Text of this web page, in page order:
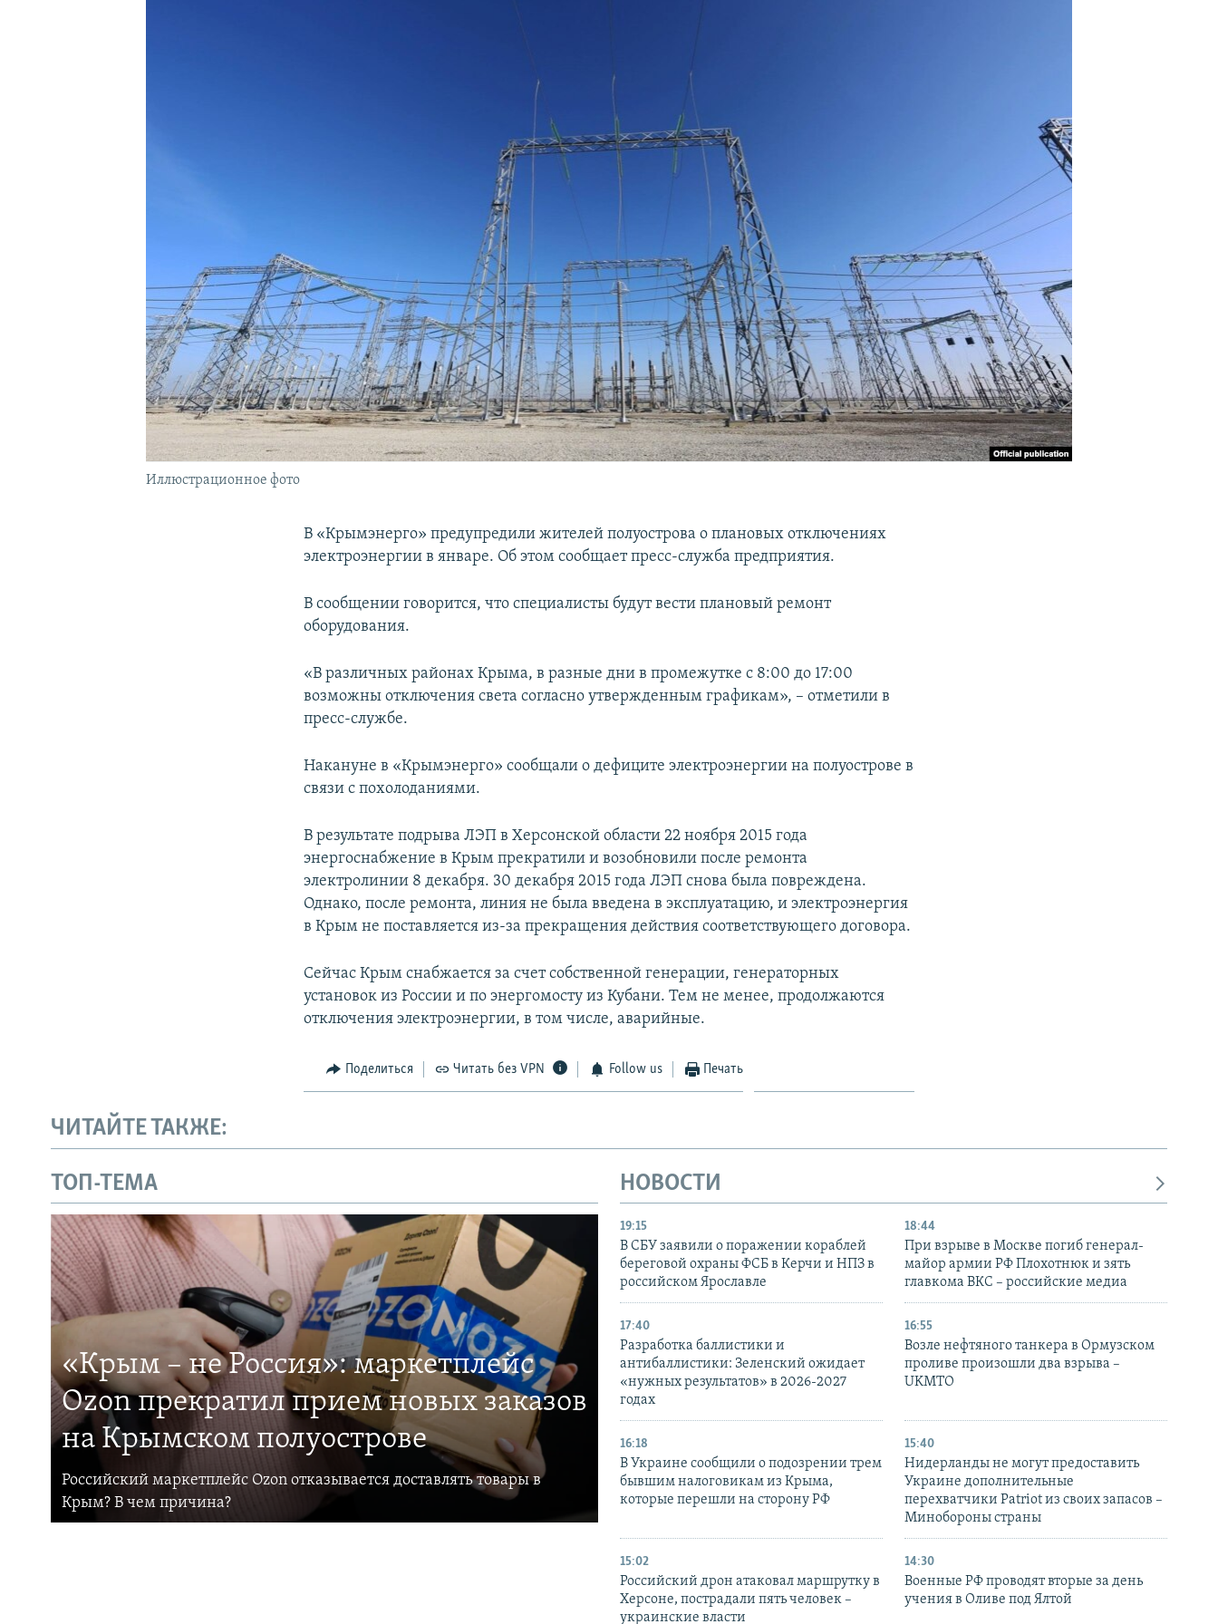
Иллюстрационное фото
В «Крымэнерго» предупредили жителей полуострова о плановых отключениях
электроэнергии в январе. Об этом сообщает пресс-служба предприятия.
В сообщении говорится, что специалисты будут вести плановый ремонт
оборудования.
«В различных районах Крыма, в разные дни в промежутке с 8:00 до 17:00
возможны отключения света согласно утвержденным графикам», – отметили в
пресс-службе.
Накануне в «Крымэнерго» сообщали о дефиците электроэнергии на полуострове в
связи с похолоданиями.
В результате подрыва ЛЭП в Херсонской области 22 ноября 2015 года
энергоснабжение в Крым прекратили и возобновили после ремонта
электролинии 8 декабря. 30 декабря 2015 года ЛЭП снова была повреждена.
Однако, после ремонта, линия не была введена в эксплуатацию, и электроэнергия
в Крым не поставляется из-за прекращения действия соответствующего договора.
Сейчас Крым снабжается за счет собственной генерации, генераторных
установок из России и по энергомосту из Кубани. Тем не менее, продолжаются
отключения электроэнергии, в том числе, аварийные.
Поделиться Читать без VPN Follow us Печать
ЧИТАЙТЕ ТАКЖЕ:
ТОП-ТЕМА
«Крым – не Россия»: маркетплейс
Ozon прекратил прием новых заказов
на Крымском полуострове
Российский маркетплейс Ozon отказывается доставлять товары в
Крым? В чем причина?
НОВОСТИ
19:15
В СБУ заявили о поражении кораблей
береговой охраны ФСБ в Керчи и НПЗ в
российском Ярославле
18:44
При взрыве в Москве погиб генерал-
майор армии РФ Плохотнюк и зять
главкома ВКС – российские медиа
17:40
Разработка баллистики и
антибаллистики: Зеленский ожидает
«нужных результатов» в 2026-2027
годах
16:55
Возле нефтяного танкера в Ормузском
проливе произошли два взрыва –
UKMTO
16:18
В Украине сообщили о подозрении трем
бывшим налоговикам из Крыма,
которые перешли на сторону РФ
15:40
Нидерланды не могут предоставить
Украине дополнительные
перехватчики Patriot из своих запасов –
Минобороны страны
15:02
Российский дрон атаковал маршрутку в
Херсоне, пострадали пять человек –
украинские власти
14:30
Военные РФ проводят вторые за день
учения в Оливе под Ялтой